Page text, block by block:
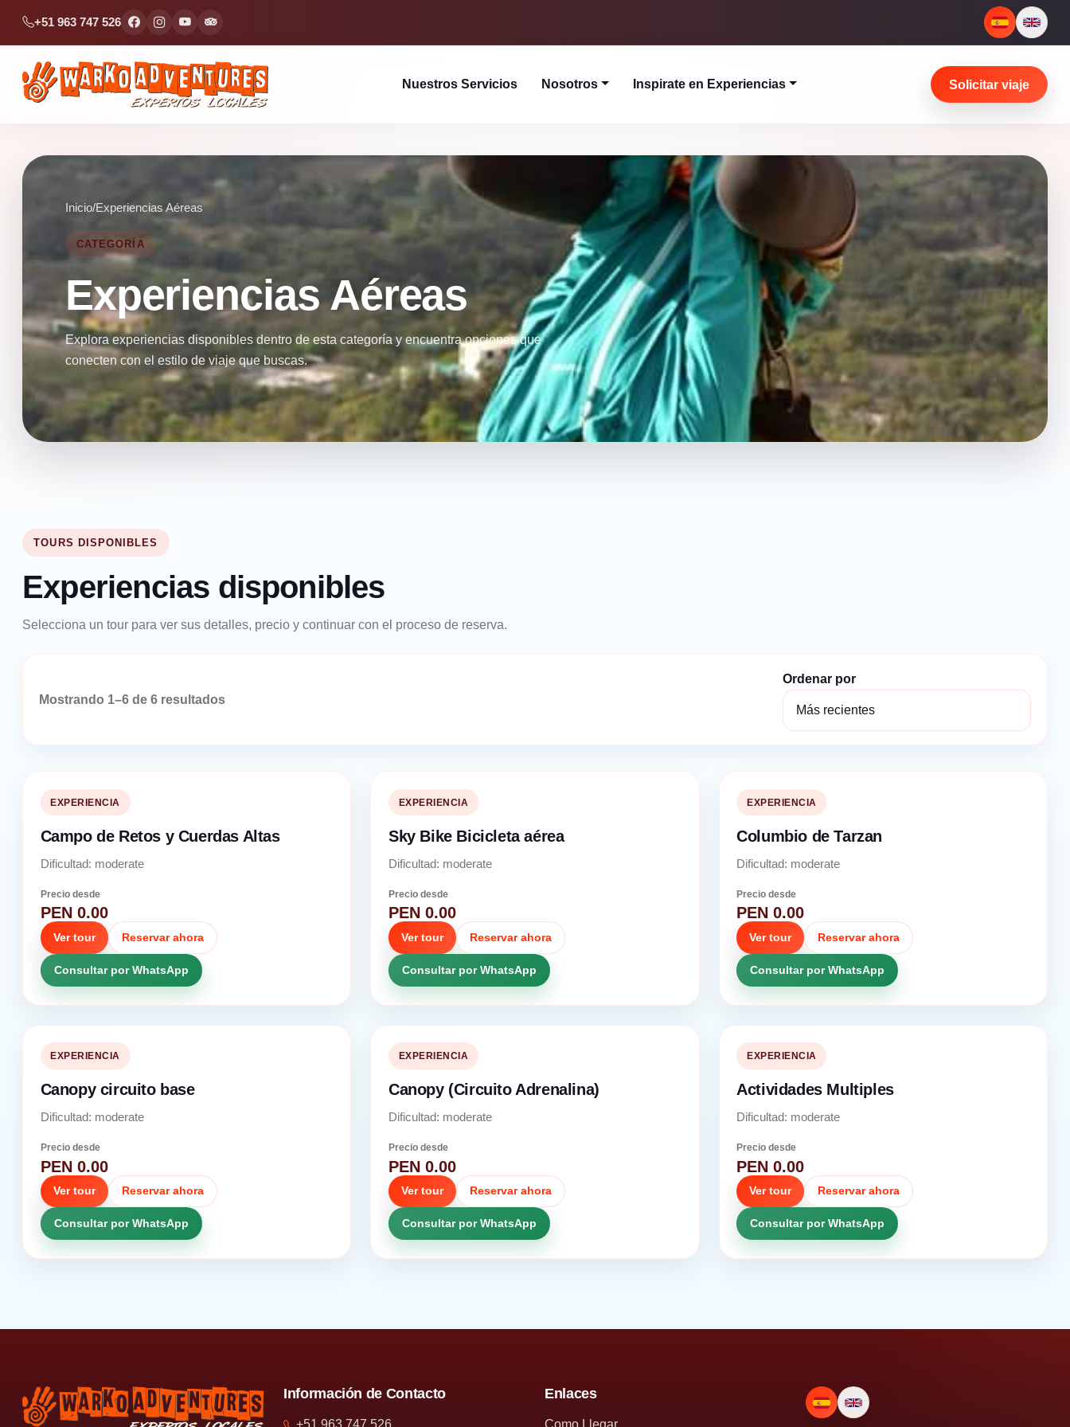
+51 963 747 526
Nuestros Servicios Nosotros Inspirate en Experiencias Solicitar viaje
Inicio/Experiencias Aéreas
CATEGORÍA
Experiencias Aéreas
Explora experiencias disponibles dentro de esta categoría y encuentra opciones que
conecten con el estilo de viaje que buscas.
TOURS DISPONIBLES
Experiencias disponibles
Selecciona un tour para ver sus detalles, precio y continuar con el proceso de reserva.
Mostrando 1–6 de 6 resultados
Ordenar por
EXPERIENCIA
Campo de Retos y Cuerdas Altas
Dificultad: moderate
Precio desde
PEN 0.00
Ver tour Reservar ahora
Consultar por WhatsApp
EXPERIENCIA
Sky Bike Bicicleta aérea
Dificultad: moderate
Precio desde
PEN 0.00
Ver tour Reservar ahora
Consultar por WhatsApp
EXPERIENCIA
Columbio de Tarzan
Dificultad: moderate
Precio desde
PEN 0.00
Ver tour Reservar ahora
Consultar por WhatsApp
EXPERIENCIA
Canopy circuito base
Dificultad: moderate
Precio desde
PEN 0.00
Ver tour Reservar ahora
Consultar por WhatsApp
EXPERIENCIA
Canopy (Circuito Adrenalina)
Dificultad: moderate
Precio desde
PEN 0.00
Ver tour Reservar ahora
Consultar por WhatsApp
EXPERIENCIA
Actividades Multiples
Dificultad: moderate
Precio desde
PEN 0.00
Ver tour Reservar ahora
Consultar por WhatsApp
Información de Contacto Enlaces